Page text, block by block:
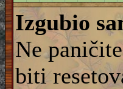
Izgubio
Ne
biti